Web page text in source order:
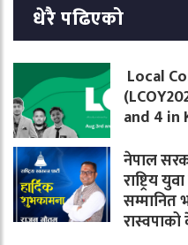
धेरै पढिएको
Local
and 4 in
नेपाल
राष्ट्रिय
सम्मानित